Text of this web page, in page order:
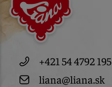
+421 54 4792 195
liana@liana.sk